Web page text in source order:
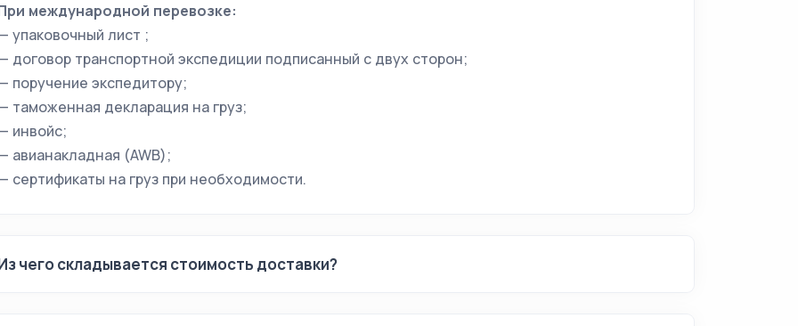
международной перевозке:
упаковочный лист ;
договор транспортной экспедиции подписанный с двух сторон;
поручение экспедитору;
таможенная декларация на груз;
инвойс;
авианакладная (AWB);
сертификаты на груз при необходимости.
чего складывается стоимость доставки?